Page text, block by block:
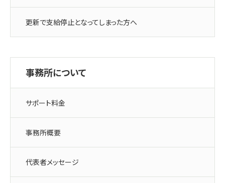
更新で支給停止となってしまった方へ
事務所について
サポート料金
事務所概要
代表者メッセージ